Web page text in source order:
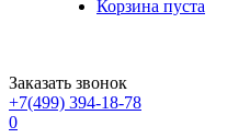
Корзина пуста
Заказать звонок
+7(499) 394-18-78
0